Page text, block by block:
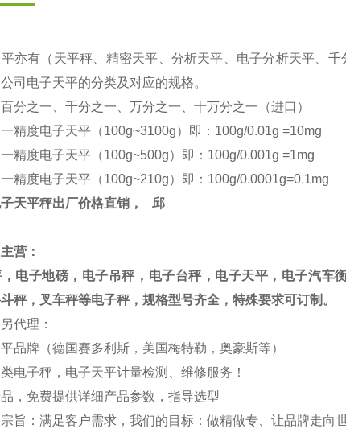
亦有（天平秤、精密天平、分析天平、电子分析天平、
司电子天平的分类及对应的规格。
分之一、千分之一、万分之一、十万分之一（进口）
精度电子天平（100g~3100g）即： 100g/0.01g =10mg
精度电子天平（100g~500g）即： 100g/0.001g =1mg
精度电子天平（100g~210g）即： 100g/0.0001g=0.1mg
天平秤出厂价格直销，
邱
营：
电子地磅，电子吊秤，电子台秤，电子天平，电子汽车
秤，叉车秤等电子秤，规格型号齐全，特殊要求可订制。
代理：
品牌（德国赛多利斯，美国梅特勒，奥豪斯等）
电子秤，电子天平计量检测、维修服务！
，免费提供详细产品参数，指导选型
旨：满足客户需求，我们的目标：做精做专、让品牌走